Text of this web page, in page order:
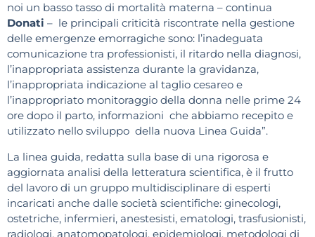
noi un basso tasso di mortalità materna – continua
Donati – le principali criticità riscontrate nella gestione
delle emergenze emorragiche sono: l’inadeguata
comunicazione tra professionisti, il ritardo nella diagnosi,
l’inappropriata assistenza durante la gravidanza,
l’inappropriata indicazione al taglio cesareo e
l’inappropriato monitoraggio della donna nelle prime 24
ore dopo il parto, informazioni che abbiamo recepito e
utilizzato nello sviluppo della nuova Linea Guida”.
La linea guida, redatta sulla base di una rigorosa e
aggiornata analisi della letteratura scientifica, è il frutto
del lavoro di un gruppo multidisciplinare di esperti
incaricati anche dalle società scientifiche: ginecologi,
ostetriche, infermieri, anestesisti, ematologi, trasfusionisti,
radiologi, anatomopatologi, epidemiologi, metodologi di